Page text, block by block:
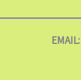
EMAIL: